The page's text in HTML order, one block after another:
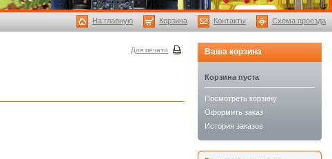
Для печати Ваша корзина
Корзина пуста
Посмотреть корзину
Оформить заказ
История заказов
Схема проезда
Контакты
Корзина
На главную